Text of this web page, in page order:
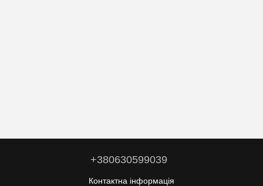
+380630599039
Контактна інформація